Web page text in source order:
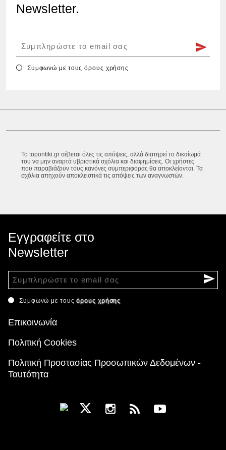
Newsletter.
Συμφωνώ με τουςόρους χρήσης
Το topontiki.gr σέβεται όλες τις απόψεις, αλλά διατηρεί το δικαίωμά
του να μην αναρτά υβριστικά σχόλια και διαφημίσεις. Οι χρήστες
που παραβιάζουν τους κανόνες συμπεριφοράς θα αποκλείονται. Τα
σχόλια απηχούν αποκλειστικά τις απόψεις των αναγνωστών.
Εγγραφείτε στο
Newsletter
Συμφωνώ με τουςόρους χρήσης
Επικοινωνία
Πολιτική Cookies
Πολιτική Προστασίας Προσωπικών Δεδομένων -
Ταυτότητα